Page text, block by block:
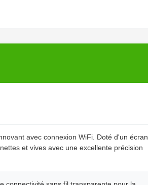
avec connexion WiFi. Doté d'un écran
et vives avec une excellente précision